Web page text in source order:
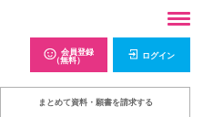
会員登録
（無料）
ログイン
まとめて資料・願書を請求する